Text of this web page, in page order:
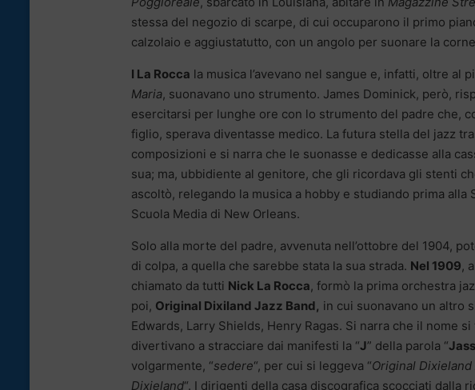
stessa del negozio di scarpe, di cui occuparono il primo
calzolaio e aggiustatutto, con un angolo per suonare la
I La Rocca la musica l’avevano nel sangue e, infatti, oltre al
Maria, suonavano uno strumento. James Dominick, però,
esercitarsi per lunghe ore con lo strumento del padre che,
figlio, sperava diventasse medico. La futura stella del jazz
composizioni e si narra che le suonasse e dedicasse alla
sua; ma, ubbidiente al genitore, che gli ricordava gli stenti
ascoltò, relegando la musica a hobby e studiando prima alla
Scuola Media di New Orleans.
Solo alla morte del padre, avvenuta nell’ottobre del 1904,
di colpa, a quella che sarebbe stata la sua strada. Nel 1909,
chiamato da tutti Nick La Rocca, formò la prima orchestra
poi, Original Dixiland Jazz Band, in cui suonavano un altro
Edwards, Larry Shields, Henry Ragas. Si narra che il nome
divertivano a stracciare dai manifesti la “J” della parola “Jass
volgarmente, “sedere“, per cui si leggeva “Original Dixieland
Dixieland“. I dirigenti della casa discografica scocciati dalla